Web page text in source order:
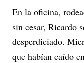
En la oficina,
sin cesar, Ricardo
desperdiciado.
que habían caído